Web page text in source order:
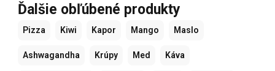
Ďalšie obľúbené produkty
Pizza Kiwi Kapor Mango Maslo
Ashwagandha Krúpy Med Káva